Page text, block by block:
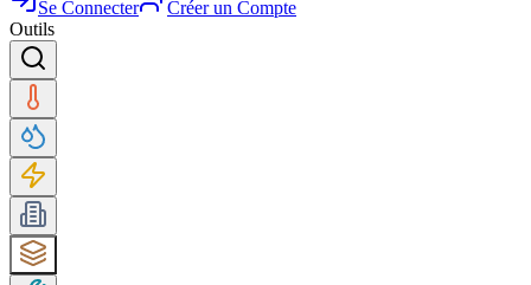
Se Connecter
Créer un Compte
Outils